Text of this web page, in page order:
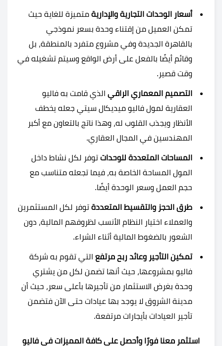
أسعار الوحدات التجارية والإدارية متميزة للغاية حيث
تمكن العميل من إقتناء وحدة بسعر نموذجي
بالقاهرة الجديدة وفي مشروع متفرد بالمنطقة، بل
وقائم أيضًا بالفعل على أرض الواقع وسيتم تشغيله في
وقت قصير.
التصميم المعماري الراقي الذي قامت به فاليو
العقارية لمول فاليو ميديكال سيتي جعله يخطف
الأنظار ويجذب القلوب له، وهذا ناتج بالتعاون مع أكبر
المهندسين في المجال العقاري.
المساحات المتعددة للوحدات توفر لكل نشاط داخل
المول المساحة الخاصة به، فيما تجعله متناسب مع
حجم العمل وسعر الوحدة أيضًا.
طرق الحجز والتقسيط المتعددة توفر لكل المستثمرين
والعملاء اختيار النظام الأنسب لظروفهم المالية، دون
الشعور بالضغوط المالية أثناء الشراء.
تمكين التأجير وعائد ربح مرتفع التي تقوم به شركة
فاليو بمشروعها، حيث أنها تضمن لكل من يشتري
وحدة بغرض الاستثمار من تأجيرها بأعلى سعر، حيث أن
مدينة الشروق لا يوجد بها عيادات حتى الآن فتضمن
تأجير العيادات بأيجارات مرتفعة.
استثمر معنا فورًا وأحصل على كافة المميزات في فاليو